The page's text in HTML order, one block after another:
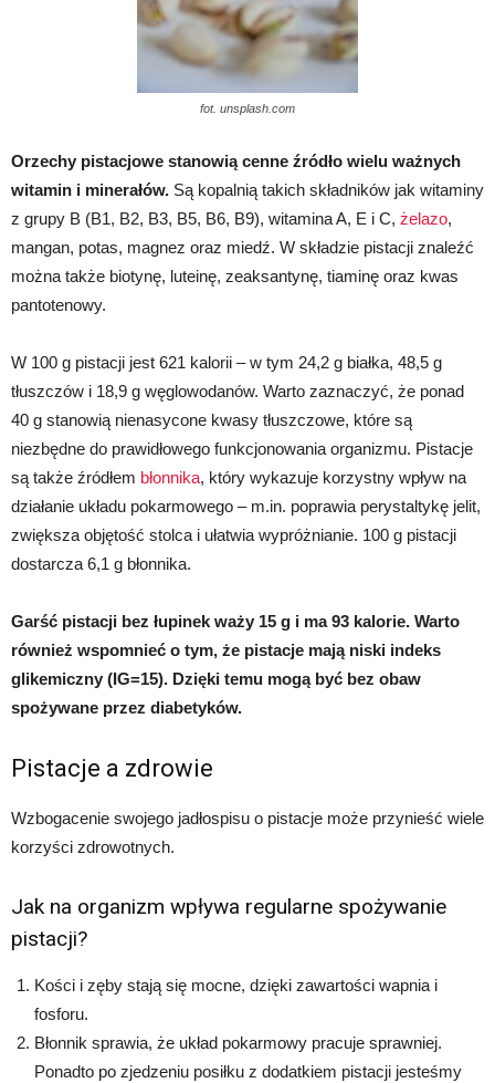
fot. unsplash.com
Orzechy pistacjowe stanowią cenne źródło wielu ważnych
witamin i minerałów. Są kopalnią takich składników jak witaminy
z grupy B (B1, B2, B3, B5, B6, B9), witamina A, E i C, żelazo,
mangan, potas, magnez oraz miedź. W składzie pistacji znaleźć
można także biotynę, luteinę, zeaksantynę, tiaminę oraz kwas
pantotenowy.
W 100 g pistacji jest 621 kalorii – w tym 24,2 g białka, 48,5 g
tłuszczów i 18,9 g węglowodanów. Warto zaznaczyć, że ponad
40 g stanowią nienasycone kwasy tłuszczowe, które są
niezbędne do prawidłowego funkcjonowania organizmu. Pistacje
są także źródłem błonnika, który wykazuje korzystny wpływ na
działanie układu pokarmowego – m.in. poprawia perystaltykę jelit,
zwiększa objętość stolca i ułatwia wypróżnianie. 100 g pistacji
dostarcza 6,1 g błonnika.
Garść pistacji bez łupinek waży 15 g i ma 93 kalorie. Warto
również wspomnieć o tym, że pistacje mają niski indeks
glikemiczny (IG=15). Dzięki temu mogą być bez obaw
spożywane przez diabetyków.
Pistacje a zdrowie
Wzbogacenie swojego jadłospisu o pistacje może przynieść wiele
korzyści zdrowotnych.
Jak na organizm wpływa regularne spożywanie
pistacji?
Kości i zęby stają się mocne, dzięki zawartości wapnia i
fosforu.
Błonnik sprawia, że układ pokarmowy pracuje sprawniej.
Ponadto po zjedzeniu posiłku z dodatkiem pistacji jesteśmy